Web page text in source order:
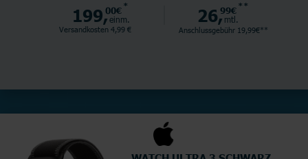
199,00€ *
einm.
Versandkosten 4,99 €
26,99€ **
mtl.
Anschlussgebühr 19,99€**